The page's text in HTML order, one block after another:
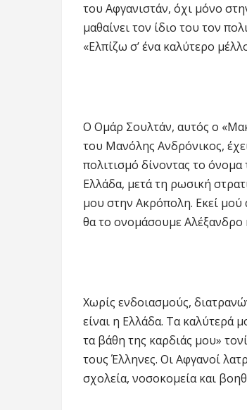
του Αφγανιστάν, όχι μόνο
μαθαίνει τον ίδιο του τον
«Ελπίζω σ’ ένα καλύτερο
Ο Ομάρ Σουλτάν, αυτός ο
του Μανόλης Ανδρόνικος,
πολιτισμό δίνοντας το
Ελλάδα, μετά τη ρωσική
μου στην Ακρόπολη. Εκεί μού
θα το ονομάσουμε Αλέξανδρο
Χωρίς ενδοιασμούς,
είναι η Ελλάδα. Τα καλύτερά
τα βάθη της καρδιάς μου»
τους Έλληνες. Οι Αφγανοί
σχολεία, νοσοκομεία και